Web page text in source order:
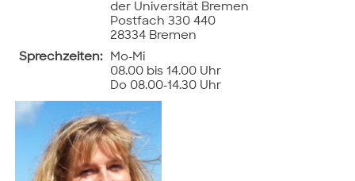
der Universität Bremen
Postfach 330 440
28334 Bremen
Sprechzeiten:
Mo-Mi
08.00 bis 14.00 Uhr
Do 08.00-14.30 Uhr